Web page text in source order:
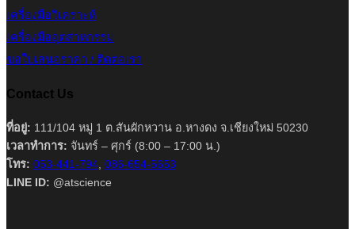
เครื่องมือวิเคราะห์
เครื่องมืออุตสาหกรรม
ขอใบเสนอราคา / ติดต่อเรา
Contact Us
ที่อยู่: 111/104 หมู่ 1 ต.สันผักหวาน อ.หางดง จ.เชียงใหม่ 50230
เวลาทำการ: จันทร์ – ศุกร์ (8:00 – 17:00 น.)
โทร: 053-441-794 086-654-5653
LINE ID: @atscience